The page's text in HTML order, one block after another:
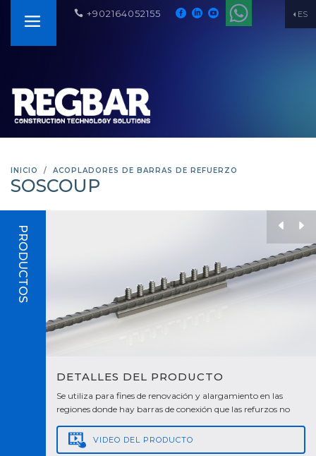
ES
+902164052155
INICIO ACOPLADORES DE BARRAS DE REFUERZO
SOSCOUP
PRODUCTOS
DETALLES DEL PRODUCTO
Se utiliza para fines de renovación y alargamiento en las
regiones donde hay barras de conexión que las refurzos no
estructura al alargar las varillas de conexión cortas hasta la
distancia del solapamiento y del piso con el acoplador
VIDEO DEL PRODUCTO